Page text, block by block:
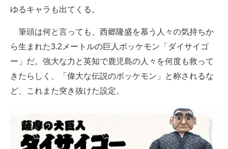
ゆるキャラも出てくる。
筆頭は何と言っても、西郷隆盛を慕う人々の気持ちか
ら生まれた3.2メートルの巨人ボッケモン「ダイサイゴ
ー」だ。強大な力と英知で鹿児島の人々を何度も救って
きたらしく、「偉大な伝説のボッケモン」と称されるな
ど、これまた突き抜けた設定。